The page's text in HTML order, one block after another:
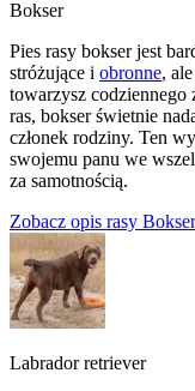
Bokser
Pies rasy bokser jest
stróżujące i obronne,
towarzysz codziennego
ras, bokser świetnie
członek rodziny. Ten
swojemu panu we
za samotnością.
Zobacz opis rasy Bokser
Labrador retriever